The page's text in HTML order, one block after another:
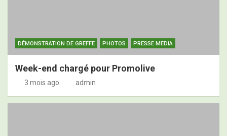
DÉMONSTRATION DE GREFFE PHOTOS PRESSE MEDIA
Week-end chargé pour Promolive
3 mois ago admin